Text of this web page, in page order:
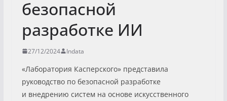
безопасной
разработке ИИ
27/12/2024 Indata
«Лаборатория Касперского» представила
руководство по безопасной разработке
и внедрению систем на основе искусственного